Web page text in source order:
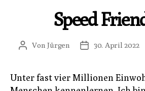
Speed
Beitragsautor
VonJürgen 30. April 2022
Unter fast vier Millionen